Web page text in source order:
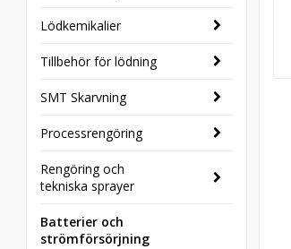
Lödkemikalier
Tillbehör för lödning
SMT Skarvning
Processrengöring
Rengöring och
tekniska sprayer
Batterier och
strömförsörjning